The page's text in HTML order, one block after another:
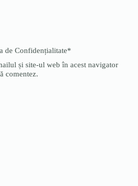
de Confidențialitate*
și site-ul web în acest navigator
comentez.